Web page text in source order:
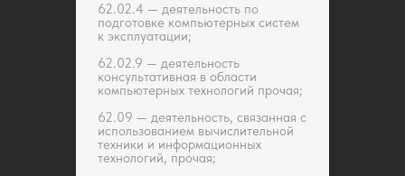
62.02.4 — деятельность по
подготовке компьютерных систем
к эксплуатации;
62.02.9 — деятельность
консультативная в области
компьютерных технологий прочая;
62.09 — деятельность, связанная с
использованием вычислительной
техники и информационных
технологий, прочая;